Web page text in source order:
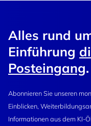
Alles rund
Einführung
Posteingang.
Abonnieren Sie unseren
Einblicken,
Informationen aus dem KI-